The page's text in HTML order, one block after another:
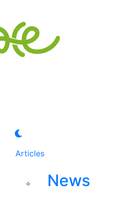
Articles
News